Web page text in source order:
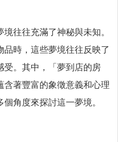
往往充滿了神秘與未知。
品時，這些夢境往往反映了
受。其中，「夢到店的房
含著豐富的象徵意義和心理
角度來探討這一夢境。